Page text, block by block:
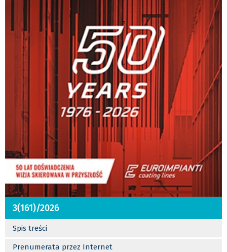
3(161)/2026
Spis treści
Prenumerata przez Internet